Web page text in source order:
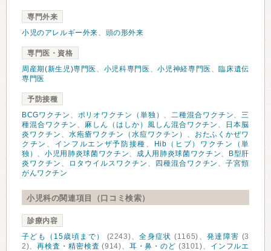
専門外来
小児のアレルギー外来、 頭の形外来
専門医・資格
周産期(新生児)専門医 、 小児科専門医 、小児神経専門医 、臨床遺伝
専門医
予防接種
BCGワクチン 、 ポリオワクチン（単独） 、二種混合ワクチン、三
種混合ワクチン 、 麻しん（はしか）風しん混合ワクチン 、
日本脳
炎ワクチン 、 水疱瘡ワクチン（水痘ワクチン） 、
おたふくかぜワ
クチン 、 インフルエンザ予防接種 、
Hib（ヒブ）ワクチン（単
独） 、小児用肺炎球菌ワクチン、 成人用肺炎球菌ワクチン、
B型肝
炎ワクチン 、 ロタウイルスワクチン 、 四種混合ワクチン 、子宮頸
がんワクチン
小児科の関連項目（口コミ検索）
診療内容
子ども（15歳頃まで）
(2243)、全身症状 (1165)、 発達障害 (3
2)、再検査・精密検査 (914)、 耳・鼻・のど (3101)、 インフルエ